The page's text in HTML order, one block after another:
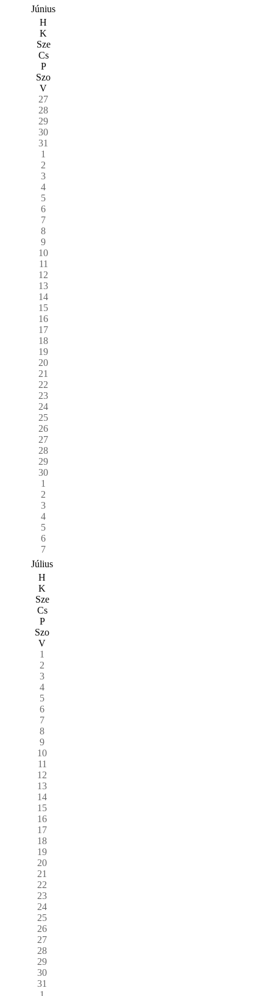
Június
H
K
Sze
Cs
P
Szo
V
27
28
29
30
31
1
2
3
4
5
6
7
8
9
10
11
12
13
14
15
16
17
18
19
20
21
22
23
24
25
26
27
28
29
30
1
2
3
4
5
6
7
Július
H
K
Sze
Cs
P
Szo
V
1
2
3
4
5
6
7
8
9
10
11
12
13
14
15
16
17
18
19
20
21
22
23
24
25
26
27
28
29
30
31